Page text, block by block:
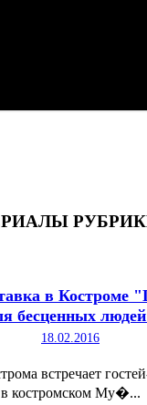
в Костроме
бесценных
18.02.2016
встречает
в костромском Му�...